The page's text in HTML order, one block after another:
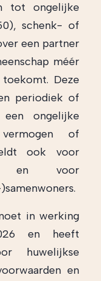
tot ongelijke
schenk- of
een partner
méér
Deze
periodiek of
ongelijke
of
ook voor
en voor
in werking
en heeft
huwelijkse
en